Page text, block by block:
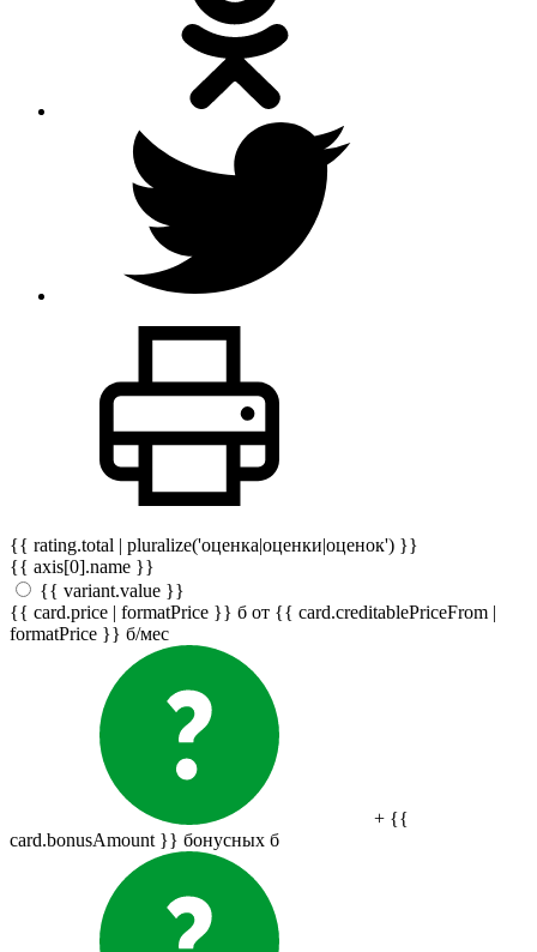
{{ rating.total | pluralize('оценка|оценки|оценок') }}
{{ axis[0].name }}
{{ variant.value }}
{{ card.price | formatPrice }} б от {{ card.creditablePriceFrom |
formatPrice }} б/мес
+ {{
card.bonusAmount }} бонусных б